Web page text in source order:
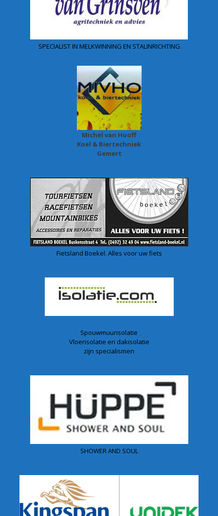
SPECIALIST IN MELKWINNING EN STALINRICHTING
Michel van Hooff
Koel & Biertechniek
Gemert
Fietsland Boekel. Alles voor uw fiets
Spouwmuurisolatie
Vloerisolatie en dakisolatie
zijn specialismen
SHOWER AND SOUL